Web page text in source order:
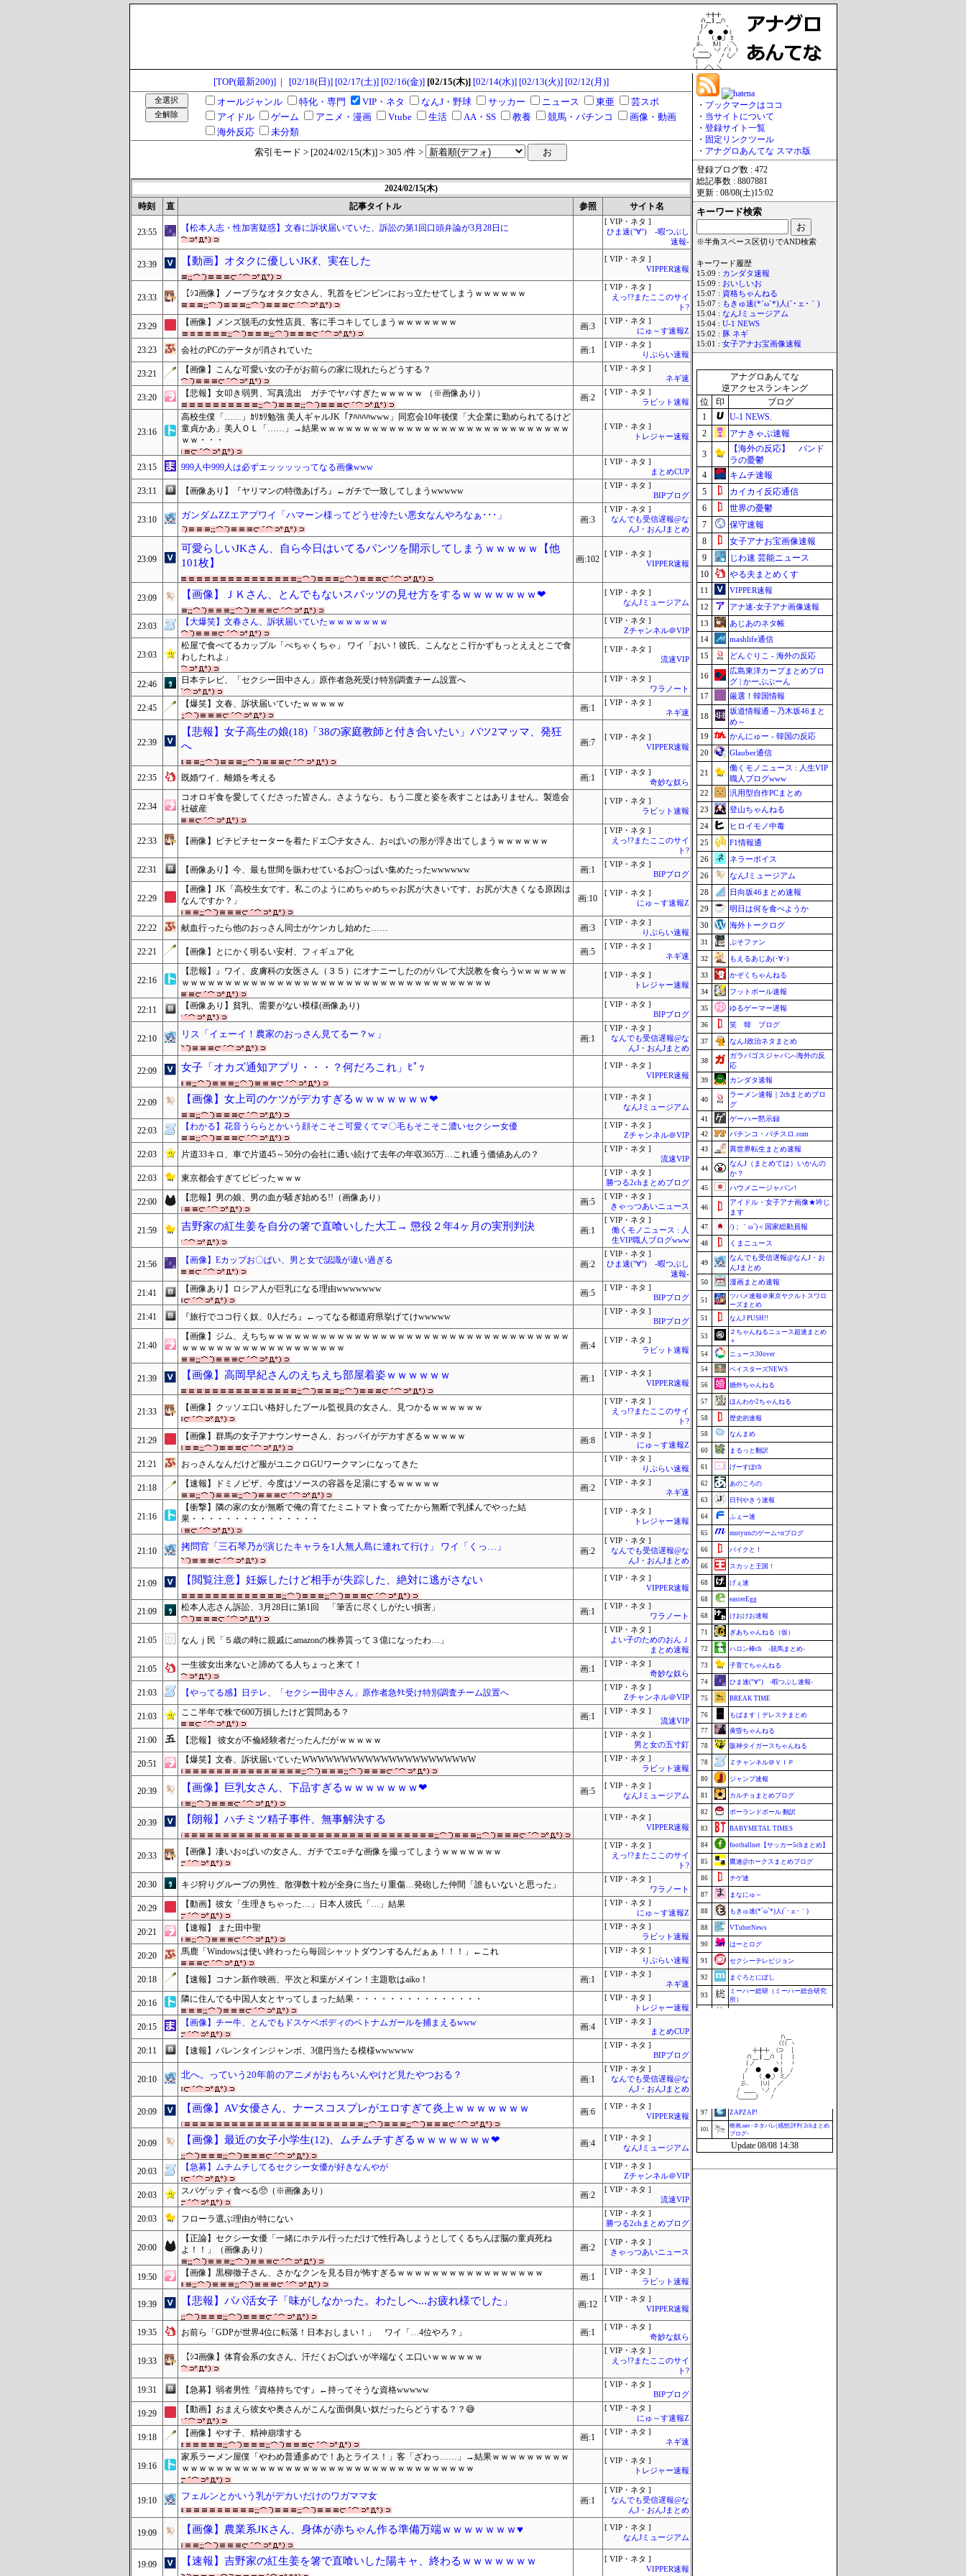
[TOP(最新200)]| [02/18(日)] [02/17(土)] [02/16(金)] [02/15(木)] [02/14(水)] [02/13(火)] [02/12(月)]
オールジャンル
特化・専門 VIP・ネタ なんJ・野球 サッカー ニュース 東亜
芸スポ
アイドル
ゲーム アニメ・漫画 Vtube 生活 AA・SS 教養 競馬・パチンコ
画像・動画
海外反応
未分類
索引モード > [2024/02/15(木)] > 305 /件 >
2024/02/15(木)
時刻
直 記事タイトル 参照 サイト名
23:55 【松本人志・性加害疑惑】文春に訴状届いていた、訴訟の第1回口頭弁論が3月28日に
[ VIP・ネタ ]
ひま速(°∀°) -暇つぶし
速報-
23:39 【動画】オタクに優しいJK💃、実在した
[ VIP・ネタ ]
VIPPER速報
23:33 【ｼｺ画像】ノーブラなオタク女さん、乳首をビンビンにおっ立たせてしまうｗｗｗｗｗｗ
[ VIP・ネタ ]
えっ!?またここのサイ
ト?
23:29 【画像】メンズ脱毛の女性店員、客に手コキしてしまうｗｗｗｗｗｗｗ 画:3
[ VIP・ネタ ]
にゅ～す速報Z
23:23 会社のPCのデータが消されていた 画:1
[ VIP・ネタ ]
りぷらい速報
23:21 【画像】こんな可愛い女の子がお前らの家に現れたらどうする？
[ VIP・ネタ ]
ネギ速
23:20 【悲報】女叩き弱男、写真流出 ガチでヤバすぎたｗｗｗｗｗ （※画像あり） 画:2
[ VIP・ネタ ]
ラビット速報
23:16
高校生僕「……」ｶﾘｶﾘ勉強 美人ギャルJK「ｱﾊﾊﾊﾊwww」同窓会10年後僕「大企業に勤められてるけど
童貞かあ」美人ＯＬ「……」→結果ｗｗｗｗｗｗｗｗｗｗｗｗｗｗｗｗｗｗｗｗｗｗｗｗｗｗｗｗｗ
ｗｗ・・・
[ VIP・ネタ ]
トレジャー速報
23:15 999人中999人は必ずエッッッッってなる画像www
[ VIP・ネタ ]
まとめCUP
23:11 【画像あり】『ヤリマンの特徴あげろ』←ガチで一致してしまうwwwww
[ VIP・ネタ ]
BIPブログ
23:10 ガンダムZZエアプワイ「ハマーン様ってどうせ冷たい悪女なんやろなぁ･･･」 画:3
[ VIP・ネタ ]
なんでも受信遅報@な
んJ・おんJまとめ
23:09
可愛らしいJKさん、自ら今日はいてるパンツを開示してしまうｗｗｗｗｗ【他
101枚】
画:102
[ VIP・ネタ ]
VIPPER速報
23:09 【画像】ＪＫさん、とんでもないスパッツの見せ方をするｗｗｗｗｗｗｗ❤
[ VIP・ネタ ]
なんJミュージアム
23:03 【大爆笑】文春さん、訴状届いていたｗｗｗｗｗｗｗ
[ VIP・ネタ ]
Zチャンネル＠VIP
23:03
松屋で食べてるカップル「ぺちゃくちゃ」 ワイ「おい！彼氏、こんなとこ行かずもっとええとこで食
わしたれよ」
[ VIP・ネタ ]
流速VIP
22:46 日本テレビ、「セクシー田中さん」原作者急死受け特別調査チーム設置へ
[ VIP・ネタ ]
ワラノート
22:45 【爆笑】文春、訴状届いていたｗｗｗｗｗ 画:1
[ VIP・ネタ ]
ネギ速
22:39
【悲報】女子高生の娘(18)「38の家庭教師と付き合いたい」バツ2マッマ、発狂
へ
画:7
[ VIP・ネタ ]
VIPPER速報
22:35 既婚ワイ、離婚を考える 画:1
[ VIP・ネタ ]
奇妙な奴ら
22:34
コオロギ食を愛してくださった皆さん。さようなら。もう二度と姿を表すことはありません。製造会
社破産
[ VIP・ネタ ]
ラビット速報
22:33 【画像】ピチピチセーターを着たドエ◯チ女さん、お○ぱいの形が浮き出てしまうｗｗｗｗｗｗ
[ VIP・ネタ ]
えっ!?またここのサイ
ト?
22:31 【画像あり】今、最も世間を賑わせているお◯っぱい集めたったwwwwww 画:1
[ VIP・ネタ ]
BIPブログ
22:29
【画像】JK「高校生女です。私このようにめちゃめちゃお尻が大きいです。お尻が大きくなる原因は
なんですか？」
画:10
[ VIP・ネタ ]
にゅ～す速報Z
22:22 献血行ったら他のおっさん同士がケンカし始めた…… 画:3
[ VIP・ネタ ]
りぷらい速報
22:21 【画像】とにかく明るい安村、フィギュア化 画:5
[ VIP・ネタ ]
ネギ速
22:16
【悲報】』ワイ、皮膚科の女医さん（３５）にオナニーしたのがバレて大説教を食らうwｗｗｗｗｗ
ｗｗｗｗｗｗｗｗｗｗｗｗｗｗｗｗｗｗｗｗｗｗｗｗｗｗｗｗｗｗｗｗｗｗｗｗ
[ VIP・ネタ ]
トレジャー速報
22:11 【画像あり】貧乳、需要がない模様(画像あり)
[ VIP・ネタ ]
BIPブログ
22:10 リス「イェーイ！農家のおっさん見てるー？w 」 画:1
[ VIP・ネタ ]
なんでも受信遅報@な
んJ・おんJまとめ
22:09 女子「オカズ通知アプリ・・・？何だろこれ」ﾋﾟｯ
[ VIP・ネタ ]
VIPPER速報
22:09 【画像】女上司のケツがデカすぎるｗｗｗｗｗｗｗ❤
[ VIP・ネタ ]
なんJミュージアム
22:03 【わかる】花音うららとかいう顔そこそこ可愛くてマ〇毛もそこそこ濃いセクシー女優
[ VIP・ネタ ]
Zチャンネル＠VIP
22:03 片道33キロ、車で片道45～50分の会社に通い続けて去年の年収365万…これ通う価値あんの？
[ VIP・ネタ ]
流速VIP
22:03 東京都会すぎてビビったｗｗｗ
[ VIP・ネタ ]
勝つる2chまとめブログ
22:00 【悲報】男の娘、男の血が騒ぎ始める!!（画像あり） 画:5
[ VIP・ネタ ]
きゃっつあいニュース
21:59 吉野家の紅生姜を自分の箸で直喰いした大工→ 懲役２年4ヶ月の実刑判決 画:1
[ VIP・ネタ ]
働くモノニュース : 人
生VIP職人ブログwww
21:56 【画像】Eカップお〇ぱい、男と女で認識が違い過ぎる 画:2
[ VIP・ネタ ]
ひま速(°∀°) -暇つぶし
速報-
21:41 【画像あり】ロシア人が巨乳になる理由wwwwwww 画:5
[ VIP・ネタ ]
BIPブログ
21:41 『旅行でココ行く奴、0人だろ』←ってなる都道府県挙げてけwwwww
[ VIP・ネタ ]
BIPブログ
21:40
【画像】ジム、えちちｗｗｗｗｗｗｗｗｗｗｗｗｗｗｗｗｗｗｗｗｗｗｗｗｗｗｗｗｗｗｗｗｗｗｗ
ｗｗｗｗｗｗｗｗｗｗｗｗｗｗｗｗｗｗｗ
画:4
[ VIP・ネタ ]
ラビット速報
21:39 【画像】高岡早紀さんのえちえち部屋着姿ｗｗｗｗｗｗ 画:1
[ VIP・ネタ ]
VIPPER速報
21:33 【画像】クッソエ口い格好したプール監視員の女さん、見つかるｗｗｗｗｗｗ
[ VIP・ネタ ]
えっ!?またここのサイ
ト?
21:29 【画像】群馬の女子アナウンサーさん、おっパイがデカすぎるｗｗｗｗｗ 画:8
[ VIP・ネタ ]
にゅ～す速報Z
21:21 おっさんなんだけど服がユニクロGUワークマンになってきた
[ VIP・ネタ ]
りぷらい速報
21:18 【速報】ドミノピザ、今度はソースの容器を足湯にするｗｗｗｗｗ 画:2
[ VIP・ネタ ]
ネギ速
21:16
【衝撃】隣の家の女が無断で俺の育てたミニトマト食ってたから無断で乳揉んでやった結
果・・・・・・・・・・・・・・・
[ VIP・ネタ ]
トレジャー速報
21:10 拷問官「三石琴乃が演じたキャラを1人無人島に連れて行け」 ワイ「くっ…」 画:2
[ VIP・ネタ ]
なんでも受信遅報@な
んJ・おんJまとめ
21:09 【閲覧注意】妊娠したけど相手が失踪した、絶対に逃がさない
[ VIP・ネタ ]
VIPPER速報
21:09 松本人志さん訴訟、3月28日に第1回 「筆舌に尽くしがたい損害」 画:1
[ VIP・ネタ ]
ワラノート
21:05 なんｊ民「５歳の時に親戚にamazonの株券貰って３億になったわ…」
[ VIP・ネタ ]
よい子のためのおんＪ
まとめ速報
21:05 一生彼女出来ないと諦めてる人ちょっと来て！ 画:1
[ VIP・ネタ ]
奇妙な奴ら
21:03 【やってる感】日テレ、「セクシー田中さん」原作者急ﾀﾋ受け特別調査チーム設置へ
[ VIP・ネタ ]
Zチャンネル＠VIP
21:03 ここ半年で株で600万損したけど質問ある？ 画:1
[ VIP・ネタ ]
流速VIP
21:00 【悲報】 彼女が不倫経験者だったんだがｗｗｗｗｗ
[ VIP・ネタ ]
男と女の五寸釘
20:51 【爆笑】文春、訴状届いていたWWWWWWWWWWWWWWWWWWWWWW
[ VIP・ネタ ]
ラビット速報
20:39 【画像】巨乳女さん、下品すぎるｗｗｗｗｗｗｗ❤ 画:5
[ VIP・ネタ ]
なんJミュージアム
20:39 【朗報】ハチミツ精子事件、無事解決する
[ VIP・ネタ ]
VIPPER速報
20:33 【画像】凄いお○ぱいの女さん、ガチでエ○チな画像を撮ってしまうｗｗｗｗｗｗｗ
[ VIP・ネタ ]
えっ!?またここのサイ
ト?
20:30 キジ狩りグループの男性、散弾数十粒が全身に当たり重傷…発砲した仲間「誰もいないと思った」
[ VIP・ネタ ]
ワラノート
20:29 【動画】彼女「生理きちゃった…」日本人彼氏「…」結果
[ VIP・ネタ ]
にゅ～す速報Z
20:21 【速報】 また田中聖
[ VIP・ネタ ]
ラビット速報
20:20 馬鹿「Windowsは使い終わったら毎回シャットダウンするんだぁぁ！！！」←これ
[ VIP・ネタ ]
りぷらい速報
20:18 【速報】コナン新作映画、平次と和葉がメイン！主題歌はaiko！ 画:1
[ VIP・ネタ ]
ネギ速
20:16 隣に住んでる中国人女とヤってしまった結果・・・・・・・・・・・・・・・
[ VIP・ネタ ]
トレジャー速報
20:15 【画像】チー牛、とんでもドスケベボディのベトナムガールを捕まえるwww 画:4
[ VIP・ネタ ]
まとめCUP
20:11 【速報】バレンタインジャンボ、3億円当たる模様wwwwww
[ VIP・ネタ ]
BIPブログ
20:10 北へ。っていう20年前のアニメがおもろいんやけど見たやつおる？ 画:1
[ VIP・ネタ ]
なんでも受信遅報@な
んJ・おんJまとめ
20:09 【画像】AV女優さん、ナースコスプレがエロすぎて炎上ｗｗｗｗｗｗｗ 画:6
[ VIP・ネタ ]
VIPPER速報
20:09 【画像】最近の女子小学生(12)、ムチムチすぎるｗｗｗｗｗｗｗ❤ 画:4
[ VIP・ネタ ]
なんJミュージアム
20:03 【急募】ムチムチしてるセクシー女優が好きなんやが
[ VIP・ネタ ]
Zチャンネル＠VIP
20:03 スパゲッティ食べる🥺（※画像あり） 画:2
[ VIP・ネタ ]
流速VIP
20:03 フローラ選ぶ理由が特にない
[ VIP・ネタ ]
勝つる2chまとめブログ
20:00
【正論】セクシー女優「一緒にホテル行っただけで性行為しようとしてくるちんぽ脳の童貞死ね
よ！！」（画像あり）
画:2
[ VIP・ネタ ]
きゃっつあいニュース
19:50 【画像】黒柳徹子さん、さかなクンを見る目が怖すぎるｗｗｗｗｗｗｗｗｗｗｗｗｗｗｗｗｗ 画:1
[ VIP・ネタ ]
ラビット速報
19:39 【悲報】パパ活女子「味がしなかった。わたしへ...お疲れ様でした」 画:12
[ VIP・ネタ ]
VIPPER速報
19:35 お前ら「GDPが世界4位に転落！日本おしまい！」 ワイ「…4位やろ？」 画:1
[ VIP・ネタ ]
奇妙な奴ら
19:33 【ｼｺ画像】体育会系の女さん、汗だくお◯ぱいが半端なくエ口いｗｗｗｗｗｗ
[ VIP・ネタ ]
えっ!?またここのサイ
ト?
19:31 【急募】弱者男性『資格持ちです』←持ってそうな資格wwwww
[ VIP・ネタ ]
BIPブログ
19:29 【動画】おまえら彼女や奥さんがこんな面倒臭い奴だったらどうする？？😅
[ VIP・ネタ ]
にゅ～す速報Z
19:18 【画像】やす子、精神崩壊する 画:1
[ VIP・ネタ ]
ネギ速
19:16
家系ラーメン屋僕「やわめ普通多めで！あとライス！」客「ざわっ……」→結果ｗｗｗｗｗｗｗｗｗ
ｗｗｗｗｗｗｗｗｗｗｗｗｗｗｗｗｗｗｗｗｗｗｗｗｗｗｗｗｗｗｗｗｗｗ
[ VIP・ネタ ]
トレジャー速報
19:10 フェルンとかいう乳がデカいだけのワガママ女 画:1
[ VIP・ネタ ]
なんでも受信遅報@な
んJ・おんJまとめ
19:09 【画像】農業系JKさん、身体が赤ちゃん作る準備万端ｗｗｗｗｗｗｗ♥
[ VIP・ネタ ]
なんJミュージアム
19:09 【速報】吉野家の紅生姜を箸で直喰いした陽キャ、終わるｗｗｗｗｗｗｗ
[ VIP・ネタ ]
VIPPER速報
・ ブックマークはココ
・ 当サイトについて
・ 登録サイト一覧
・ 固定リンクツール
・ アナグロあんてな スマホ版
登録ブログ数 : 472
総記事数 : 8807881
更新 : 08/08(土)15:02
キーワード検索
※半角スペース区切りでAND検索
キーワード履歴
15:09 : カンダタ速報
15:09 : おいしいお
15:07 : 資格ちゃんねる
15:07 : もきゅ速(*´ω`*)人(´･ェ･｀)
15:04 : なんJミュージアム
15:04 : U-1 NEWS
15:02 : 豚 ネギ
15:01 : 女子アナお宝画像速報
アナグロあんてな
逆アクセスランキング
位
印
ブログ
1
U-1 NEWS.
2
アナきゃぷ速報
3
【海外の反応】 パンド
ラの憂鬱
4
キムチ速報
5
カイカイ反応通信
6
世界の憂鬱
7
保守速報
8
女子アナお宝画像速報
9
じわ速 芸能ニュース
10
やる夫まとめくす
11
VIPPER速報
12
アナ速‐女子アナ画像速報
13
あじあのネタ帳
14
mashlife通信
15
どんぐりこ - 海外の反応
16
広島東洋カープまとめブロ
グ | かーぷぶーん
17
厳選！韓国情報
18
坂道情報通～乃木坂46まと
め～
19
かんにゅー - 韓国の反応
20
Glauber通信
21
働くモノニュース : 人生VIP
職人ブログwww
22
汎用型自作PCまとめ
23
登山ちゃんねる
24
ヒロイモノ中毒
25
F1情報通
26
ネラーボイス
26
なんJミュージアム
28
日向坂46まとめ速報
29
明日は何を食べようか
30
海外トークログ
31 ぷそファン
32 もえるあじあ(･∀･)
33 かぞくちゃんねる
34 フットボール速報
35 ゆるゲーマー遅報
36 笑 韓 ブログ
37 なんJ政治ネタまとめ
38
ガラパゴスジャパン-海外の反
応
39
カンダタ速報
40
ラーメン速報｜2chまとめブロ
グ
41
ゲーハー黙示録
42
パチンコ・パチスロ.com
43
異世界転生まとめ速報
44
なんJ（まとめては）いかんの
か？
45
ハウメニージャパン!
46
アイドル・女子アナ画像★吟じ
ます
47
/)；｀ω´)＜国家総動員報
48 くまニュース
49
なんでも受信遅報@なんJ・お
んJまとめ
50
漫画まとめ速報
51
ツバメ速報＠東京ヤクルトスワロ
ーズまとめ
51
なんJ PUSH!!
53
２ちゃんねるニュース超速まとめ
＋
54
ニュース30over
54 ベイスターズNEWS
56 婚外ちゃんねる
57 ほんわか2ちゃんねる
58 歴史的速報
58 なんまめ
60 まるっと翻訳
61 げーすぽch
62 あのころの
63 日刊やきう速報
64 ふぇー速
65 mutyunのゲーム+αブログ
66 バイクと！
66 スカッと王国！
68 げぇ速
68 easterEgg
68 けおけお速報
71 ぎあちゃんねる（仮）
72 ハロン棒ch -競馬まとめ-
73 子育てちゃんねる
74 ひま速(°∀°) -暇つぶし速報-
75 BREAK TIME
76 もばます｜デレステまとめ
77 黄昏ちゃんねる
78 阪神タイガースちゃんねる
78 Ｚチャンネル＠ＶＩＰ
80 ジャンプ速報
81 カルチョまとめブログ
82 ポーランドボール 翻訳
83 BABYMETAL TIMES
84 footballnet【サッカー5chまとめ】
85 鷹速@ホークスまとめブログ
86 チゲ速
87 まなにゅ～
88 もきゅ速(*´ω`*)人(´･ェ･｀)
88 VTuberNews
90 はーとログ
91 セクシーテレビジョン
92 まぐろとにぼし
93
ミーハー総研（ミーハー総合研究
所）
ねこのあまやどり
マラソン速報
まとめCUP
ブラウザゲーム速報
97 ZAPZAP!
101
映画.net -ネタバレ|感想|評判 2chまとめ
ブログ-
Update 08/08 14:38